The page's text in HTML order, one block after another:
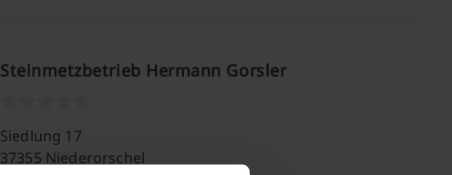
Steinmetzbetrieb Hermann Gorsler
Siedlung 17
37355 Niederorschel